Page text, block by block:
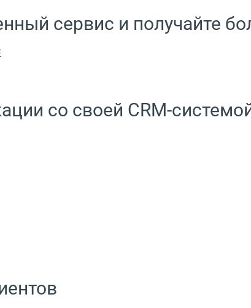
сервис и получайте
со своей CRM-